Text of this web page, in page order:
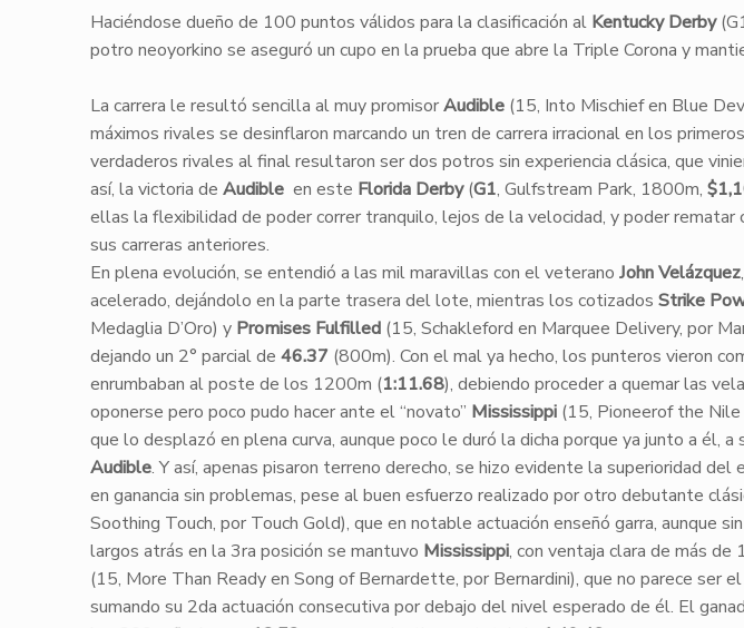
Haciéndose dueño de 100 puntos válidos para la clasificación al Kentucky Derby
potro neoyorkino se aseguró un cupo en la prueba que abre la Triple Corona y
La carrera le resultó sencilla al muy promisorAudible(15, Into Mischief en Blue
máximos rivales se desinflaron marcando un tren de carrera irracional en los
verdaderos rivales al final resultaron ser dos potros sin experiencia clásica, que
así, la victoria de Audibleen este Florida Derby(G1, Gulfstream Park, 1800m,
ellas la flexibilidad de poder correr tranquilo, lejos de la velocidad, y poder rematar
sus carreras anteriores.
​En plena evolución, se entendió a las mil maravillas con el veterano John Velázquez
acelerado, dejándolo en la parte trasera del lote, mientras los cotizados Strike
Medaglia D’Oro) y Promises Fulfilled(15, Schakleford en Marquee Delivery, por
dejando un 2° parcial de 46.37 (800m). Con el mal ya hecho, los punteros vieron
enrumbaban al poste de los 1200m (1:11.68), debiendo proceder a quemar las
oponerse pero poco pudo hacer ante el “novato” Mississippi(15, Pioneerof the Nile
que lo desplazó en plena curva, aunque poco le duró la dicha porque ya junto a él,
Audible. Y así, apenas pisaron terreno derecho, se hizo evidente la superioridad del
en ganancia sin problemas, pese al buen esfuerzo realizado por otro debutante
Soothing Touch, por Touch Gold), que en notable actuación enseñó garra, aunque
largos atrás en la 3ra posición se mantuvo Mississippi, con ventaja clara de más
(15, More Than Ready en Song of Bernardette, por Bernardini), que no parece ser
sumando su 2da actuación consecutiva por debajo del nivel esperado de él. El